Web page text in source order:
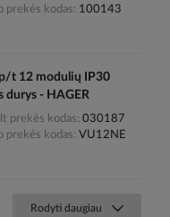
prekės kodas
100143
t 12 modulių IP30
durys - HAGER
prekės kodas 030187
prekės kodas VU12NE
Rodyti daugiau